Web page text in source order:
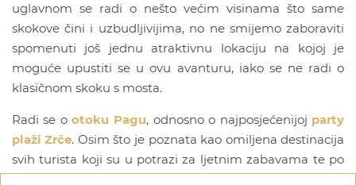
uglavnom se radi o nešto većim visinama što same
skokove čini i uzbudljivijima, no ne smijemo zaboraviti
spomenuti još jednu atraktivnu lokaciju na kojoj je
moguće upustiti se u ovu avanturu, iako se ne radi o
klasičnom skoku s mosta.
Radi se ootoku Pagu, odnosno o najposjećenijoj party
plaži Zrče. Osim što je poznata kao omiljena destinacija
svih turista koji su u potrazi za ljetnim zabavama te po